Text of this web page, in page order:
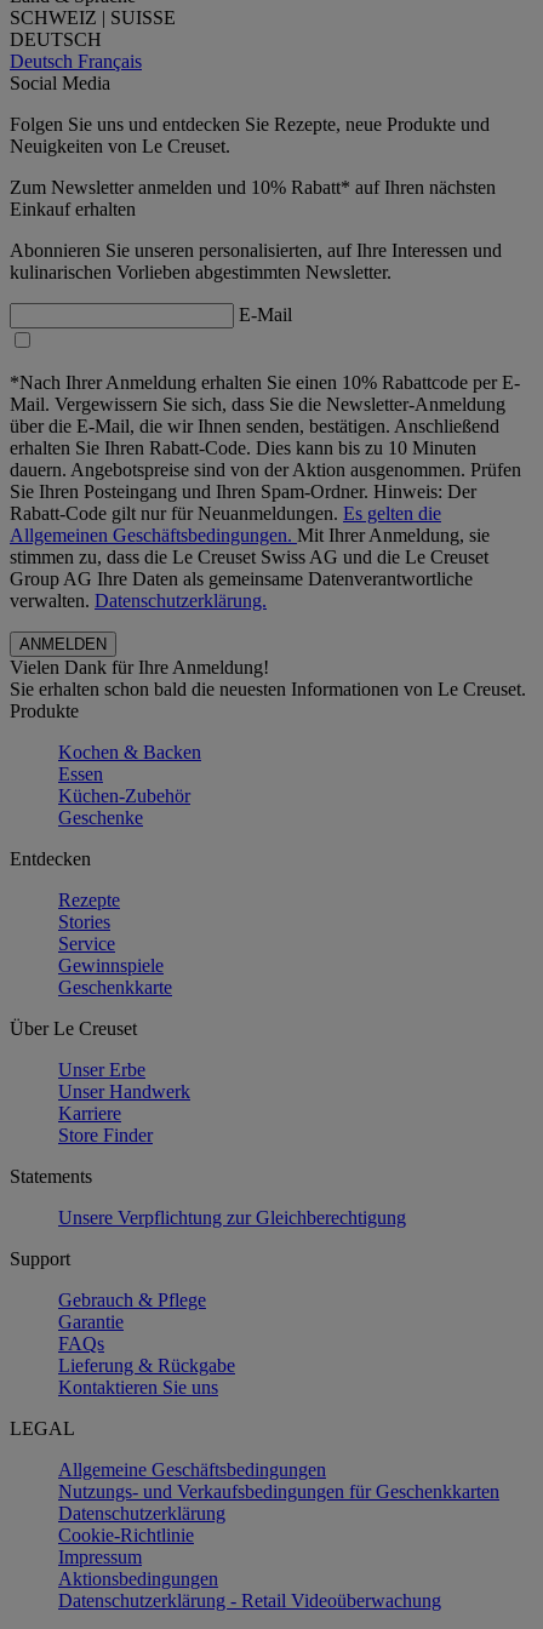
SCHWEIZ | SUISSE
DEUTSCH
Deutsch Français
Social Media
Folgen Sie uns und entdecken Sie Rezepte, neue Produkte und
Neuigkeiten von Le Creuset.
Zum Newsletter anmelden und 10% Rabatt* auf Ihren nächsten
Einkauf erhalten
Abonnieren Sie unseren personalisierten, auf Ihre Interessen und
kulinarischen Vorlieben abgestimmten Newsletter.
E-Mail
*Nach Ihrer Anmeldung erhalten Sie einen 10% Rabattcode per E-
Mail. Vergewissern Sie sich, dass Sie die Newsletter-Anmeldung
über die E-Mail, die wir Ihnen senden, bestätigen. Anschließend
erhalten Sie Ihren Rabatt-Code. Dies kann bis zu 10 Minuten
dauern. Angebotspreise sind von der Aktion ausgenommen. Prüfen
Sie Ihren Posteingang und Ihren Spam-Ordner. Hinweis: Der
Rabatt-Code gilt nur für Neuanmeldungen. Es gelten die
Allgemeinen Geschäftsbedingungen. Mit Ihrer Anmeldung, sie
stimmen zu, dass die Le Creuset Swiss AG und die Le Creuset
Group AG Ihre Daten als gemeinsame Datenverantwortliche
verwalten. Datenschutzerklärung.
Vielen Dank für Ihre Anmeldung!
Sie erhalten schon bald die neuesten Informationen von Le Creuset.
Produkte
Kochen & Backen
Essen
Küchen-Zubehör
Geschenke
Entdecken
Rezepte
Stories
Service
Gewinnspiele
Geschenkkarte
Über Le Creuset
Unser Erbe
Unser Handwerk
Karriere
Store Finder
Statements
Unsere Verpflichtung zur Gleichberechtigung
Support
Gebrauch & Pflege
Garantie
FAQs
Lieferung & Rückgabe
Kontaktieren Sie uns
LEGAL
Allgemeine Geschäftsbedingungen
Nutzungs- und Verkaufsbedingungen für Geschenkkarten
Datenschutzerklärung
Cookie-Richtlinie
Impressum
Aktionsbedingungen
Datenschutzerklärung - Retail Videoüberwachung